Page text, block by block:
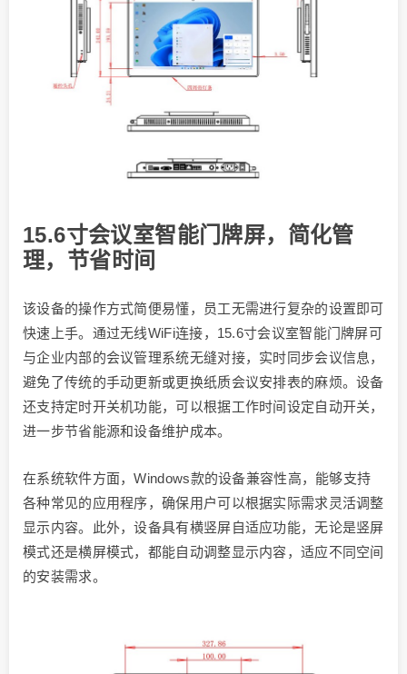
15.6寸会议室智能门牌屏，简化管
理，节省时间
该设备的操作方式简便易懂，员工无需进行复杂的设置即可
快速上手。通过无线WiFi连接，15.6寸会议室智能门牌屏可
与企业内部的会议管理系统无缝对接，实时同步会议信息，
避免了传统的手动更新或更换纸质会议安排表的麻烦。设备
还支持定时开关机功能，可以根据工作时间设定自动开关，
进一步节省能源和设备维护成本。
在系统软件方面，Windows款的设备兼容性高，能够支持
各种常见的应用程序，确保用户可以根据实际需求灵活调整
显示内容。此外，设备具有横竖屏自适应功能，无论是竖屏
模式还是横屏模式，都能自动调整显示内容，适应不同空间
的安装需求。